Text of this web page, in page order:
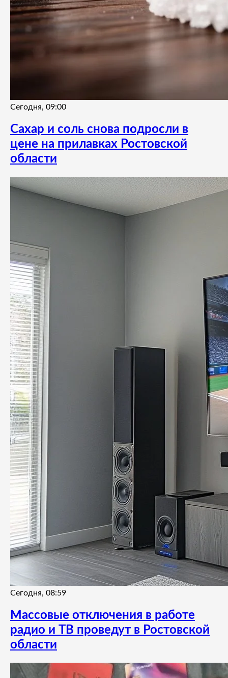
Сегодня, 09:00
Сахар и соль снова подросли в
цене на прилавках Ростовской
области
Сегодня, 08:59
Массовые отключения в работе
радио и ТВ проведут в Ростовской
области